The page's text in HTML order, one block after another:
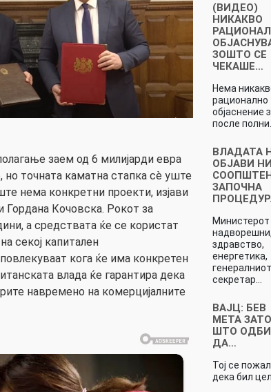
заем од 6 милијарди евра
точната каматна стапка сè уште
нема конкретни проекти, изјави
Гордана Кочовска. Рокот за
а средствата ќе се користат
секој капитален
кога ќе има конкретен
влада ќе гарантира дека
навремено на комерцијалните
(ВИДЕО)
НИКАКВО
ЗОШТО СЕ
ЧЕКАШЕ…
Нема
рационално
објаснение
после полни…
ВЛАДАТА
ОБЈАВИ НИ
ЗАПОЧНА
Министерот
надворешни,
здравство,
енергетика,
генералниот
секретар…
ВАЈЦ: БЕВ
МЕТА
ШТО
ДА…
Тој се
дека бил цел